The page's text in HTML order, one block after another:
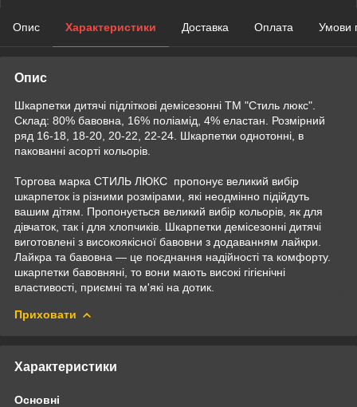
Опис Характеристики Доставка Оплата Умови
Опис
Шкарпетки дитячі підліткові демісезонні ТМ "Стиль люкс".
Склад: 80% бавовна, 16% поліамід, 4% еластан. Розмірний
ряд 16-18, 18-20, 20-22, 22-24. Шкарпетки однотонні, в
пакованні асорті кольорів.
Торгова марка СТИЛЬ ЛЮКС пропонує великий вибір
шкарпеток із різними розмірами, які неодмінно підійдуть
вашим дітям. Пропонується великий вибір кольорів, як для
дівчаток, так і для хлопчиків. Шкарпетки демісезонні дитячі
виготовлені з високоякісної бавовни з додаванням лайкри.
Лайкра та бавовна — це поєднання надійності та комфорту.
шкарпетки бавовняні, то вони мають високі гігієнічні
властивості, приємні та м'які на дотик.
Приховати
Характеристики
Основні